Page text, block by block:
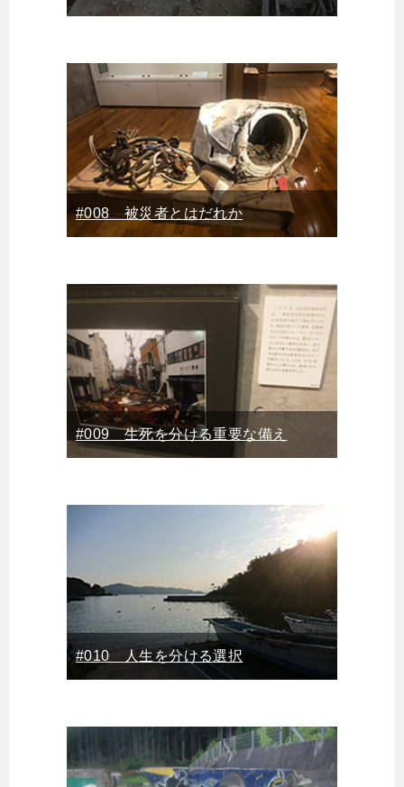
#008 被災者とはだれか
#009 生死を分ける重要な備え
#010 人生を分ける選択